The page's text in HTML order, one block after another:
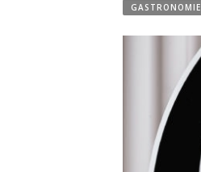
GASTRONOMIE